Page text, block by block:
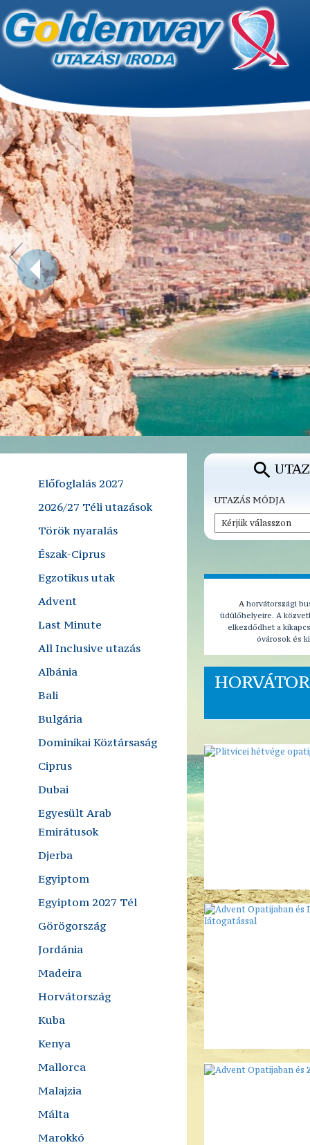
Előfoglalás 2027
2026/27 Téli utazások
Török nyaralás
Észak-Ciprus
Egzotikus utak
Advent
Last Minute
All Inclusive utazás
Albánia
Bali
Bulgária
Dominikai Köztársaság
Ciprus
Dubai
Egyesült Arab
Emirátusok
Djerba
Egyiptom
Egyiptom 2027 Tél
Görögország
Jordánia
Madeira
Horvátország
Kuba
Kenya
Mallorca
Malajzia
Málta
Marokkó
UTAZÁS MÓDJA
A horvátországi
üdülőhelyeire. A
elkezdődhet a
óvárosok és